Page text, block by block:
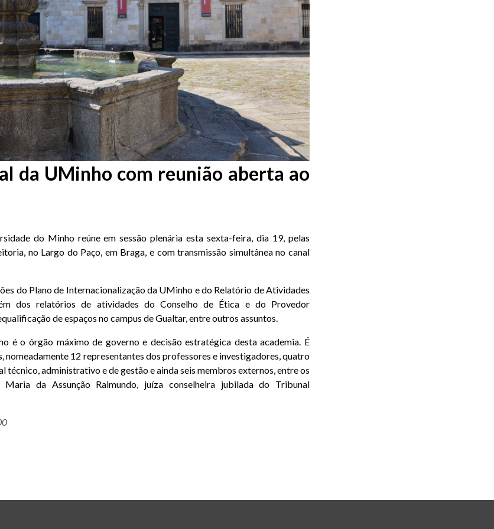
da UMinho com reunião aberta ao
do Minho reúne em sessão plenária esta sexta-feira, dia 19, pelas
no Largo do Paço, em Braga, e com transmissão simultânea no canal
do Plano de Internacionalização da UMinho e do Relatório de Atividades
dos relatórios de atividades do Conselho de Ética e do Provedor
de espaços no campus de Gualtar, entre outros assuntos.
é o órgão máximo de governo e decisão estratégica desta academia. É
nomeadamente 12 representantes dos professores e investigadores, quatro
técnico, administrativo e de gestão e ainda seis membros externos, entre os
da Assunção Raimundo, juíza conselheira jubilada do Tribunal